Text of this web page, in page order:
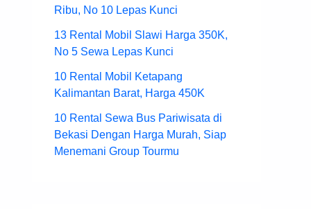
Ribu, No 10 Lepas Kunci
13 Rental Mobil Slawi Harga 350K,
No 5 Sewa Lepas Kunci
10 Rental Mobil Ketapang
Kalimantan Barat, Harga 450K
10 Rental Sewa Bus Pariwisata di
Bekasi Dengan Harga Murah, Siap
Menemani Group Tourmu